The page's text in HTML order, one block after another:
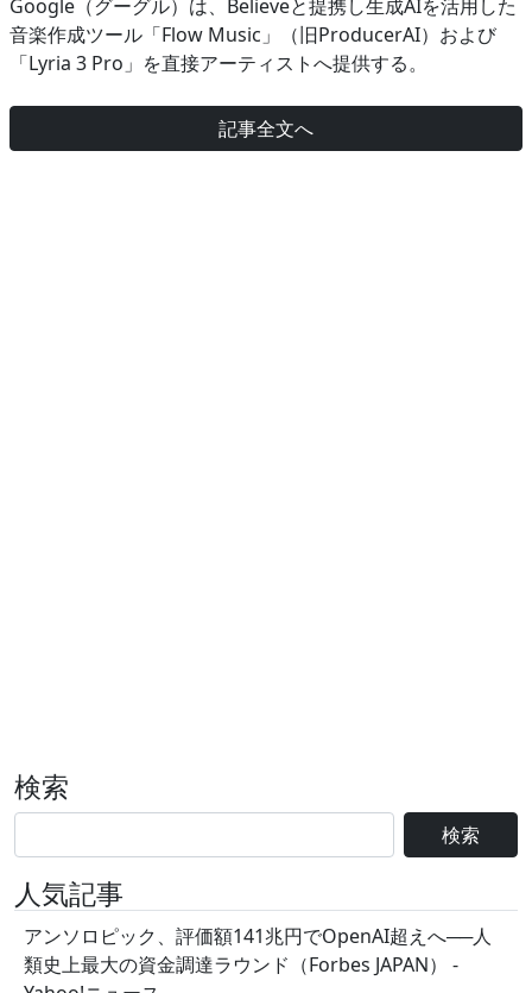
Google（グーグル）は、Believeと提携し生成AIを活用した
音楽作成ツール「Flow Music」（旧ProducerAI）および
「Lyria 3 Pro」を直接アーティストへ提供する。
記事全文へ
検索
検索
人気記事
アンソロピック、評価額141兆円でOpenAI超えへ──人
類史上最大の資金調達ラウンド（Forbes JAPAN） -